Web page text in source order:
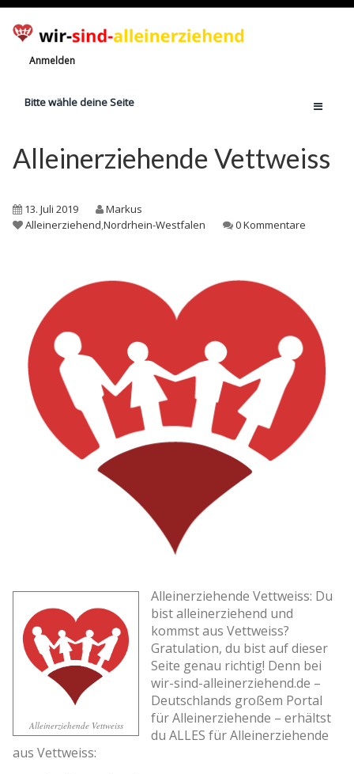
Anmelden
Bitte wähle deine Seite
Jetzt registrieren!
Anzahl Alleinerziehende
Wissen
Rechte
Alleinerziehende Vettweiss
13. Juli 2019
Markus
Alleinerziehend,Nordrhein-Westfalen 0 Kommentare
Alleinerziehende Vettweiss
Alleinerziehende Vettweiss: Du
bist alleinerziehend und
kommst aus Vettweiss?
Gratulation, du bist auf dieser
Seite genau richtig! Denn bei
wir-sind-alleinerziehend.de –
Deutschlands großem Portal
für Alleinerziehende – erhältst
du ALLES für Alleinerziehende
aus Vettweiss: